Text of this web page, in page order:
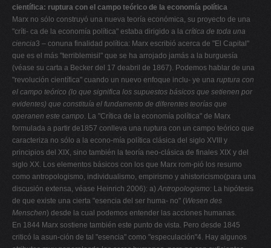
científica: ruptura con el campo teórico de la economía política
Marx no sólo construyó una nueva teoría económica, su proyecto de una
"críti- ca de la economía política" estaba dirigido a la crítica de toda una
ciencia3 – conuna finalidad política: Marx escribió acerca de "El Capital"
que es el más "terriblemisil" que se ha arrojado jamás a la burguesía
(véase su carta a Becker del 17 deabril de 1867). Podemos hablar de una
"revolución científica" cuando un nuevo enfoque inclu- ye una ruptura con
el campo teórico (lo que significa los supuestos básicos que setienen por
evidentes) que constituía el fundamento de diferentes teorías que
operanen este campo. La "Crítica de la economía política" de Marx
formulada a partir de1857 conlleva una ruptura con un campo teórico que
caracteriza no sólo a la econo-mía política clásica del siglo XVIII y
principios del XIX, sino también la teoría neo-clásica de finales XIX y del
siglo XX. Los elementos básicos con los que Marx rom-pió los resumo
como antropologismo, individualismo, empirismo y ahistoricismo(para una
discusión extensa, véase Heinrich 2006): a)Antropologismo: La hipótesis
de que existe una cierta "esencia del ser huma- no" (Wesen des
Menschen) desde la cual podemos entender las acciones humanas.
En 1844 Marx sostiene también este punto de vista. Pero desde 1845
criticó la asun-ción de tal "esencia" como "especulación"4. Hay algunos